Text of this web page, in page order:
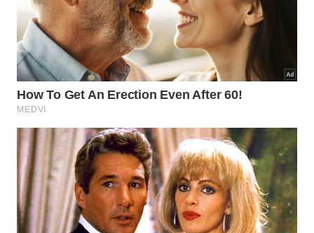
De que maneira esses patógenos
podem afetar a nossa integridade
física?